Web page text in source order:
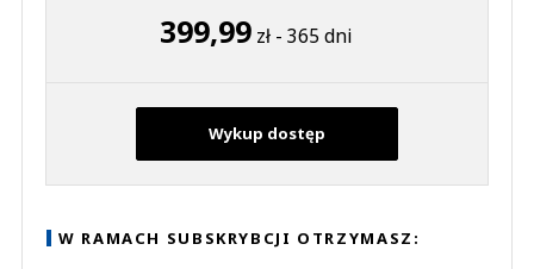
399,99zł - 365 dni
Wykup dostęp
W RAMACH SUBSKRYBCJI OTRZYMASZ: